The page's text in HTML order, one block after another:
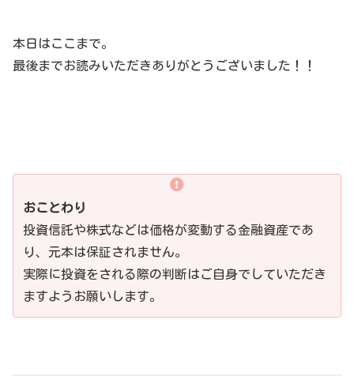
本日はここまで。
最後までお読みいただきありがとうございました！！
おことわり
投資信託や株式などは価格が変動する金融資産であ
り、元本は保証されません。
実際に投資をされる際の判断はご自身でしていただき
ますようお願いします。